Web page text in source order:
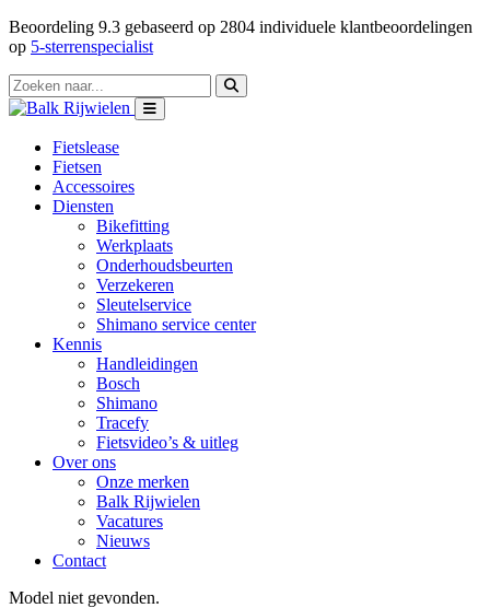
Beoordeling 9.3 gebaseerd op 2804 individuele klantbeoordelingen
op 5-sterrenspecialist
Fietslease
Fietsen
Accessoires
Diensten
Bikefitting
Werkplaats
Onderhoudsbeurten
Verzekeren
Sleutelservice
Shimano service center
Kennis
Handleidingen
Bosch
Shimano
Tracefy
Fietsvideo’s & uitleg
Over ons
Onze merken
Balk Rijwielen
Vacatures
Nieuws
Contact
Model niet gevonden.